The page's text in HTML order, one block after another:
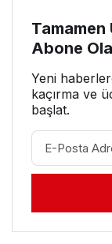
Abone
Yeni
kaçırma ve
başlat.